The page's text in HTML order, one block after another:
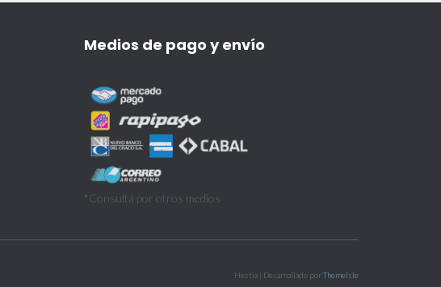
Medios de pago y envío
*Consultá por otros medios
Hestia | Desarrollado porThemeIsle